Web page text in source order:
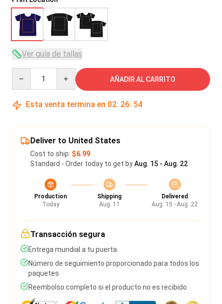
Ver guía de tallas
AÑADIR AL CARRITO
Esta venta termina en 02: 26: 54
Deliver to United States
Cost to ship: $6.99
Standard - Order today to get byAug. 15 - Aug. 22
Production
Today
Shipping
Aug. 11
Delivered
Aug. 15 - Aug. 22
Transacción segura
Entrega mundial a tu puerta
Número de seguimiento proporcionado para todos los
paquetes
Reembolso completo si el producto no es recibido